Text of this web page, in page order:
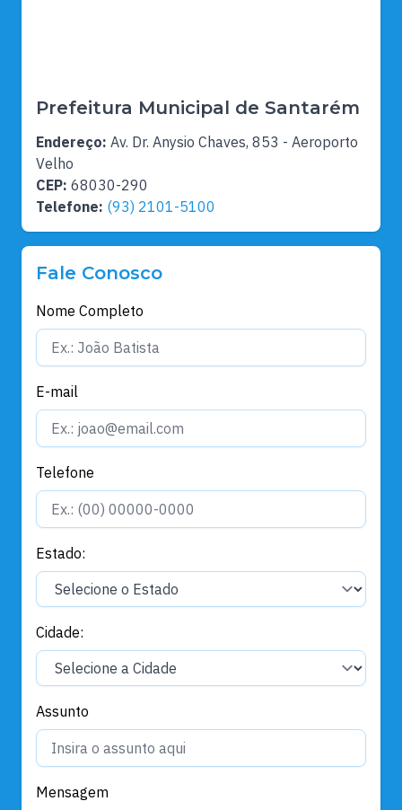
Prefeitura Municipal de Santarém
Endereço: Av. Dr. Anysio Chaves, 853 - Aeroporto
Velho
CEP: 68030-290
Telefone: (93) 2101-5100
Fale Conosco
Nome Completo
E-mail
Telefone
Estado:
Cidade:
Assunto
Mensagem